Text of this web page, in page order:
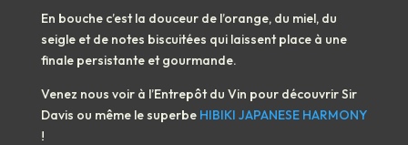
En bouche c’est la douceur de l’orange, du miel, du
seigle et de notes biscuitées qui laissent place à une
finale persistante et gourmande.
Venez nous voir à l’Entrepôt du Vin pour découvrir Sir
Davis ou même le superbe HIBIKI JAPANESE HARMONY
!